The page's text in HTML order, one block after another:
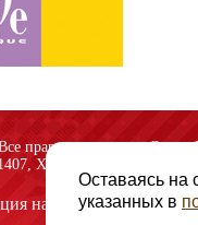
права защищены «Спарк-
Химки, Куркинское
на сайте защищена
Оставаясь на
указанных в